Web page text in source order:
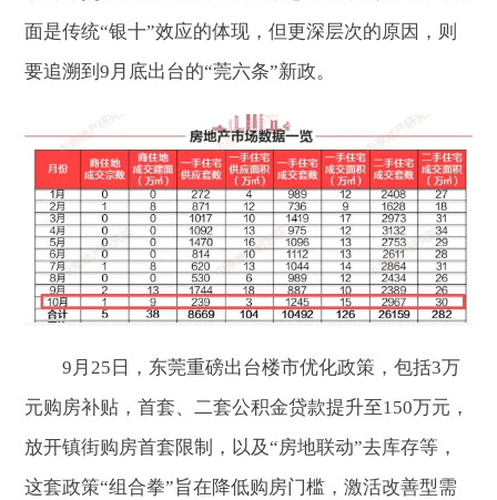
面是传统“银十”效应的体现，但更深层次的原因，则
要追溯到9月底出台的“莞六条”新政。
9月25日，东莞重磅出台楼市优化政策，包括3万
元购房补贴，首套、二套公积金贷款提升至150万元，
放开镇街购房首套限制，以及“房地联动”去库存等，
这套政策“组合拳”旨在降低购房门槛，激活改善型需